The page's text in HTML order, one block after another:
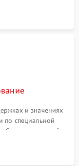
ПО.
и значениях
по специальной
встроенной
управления.